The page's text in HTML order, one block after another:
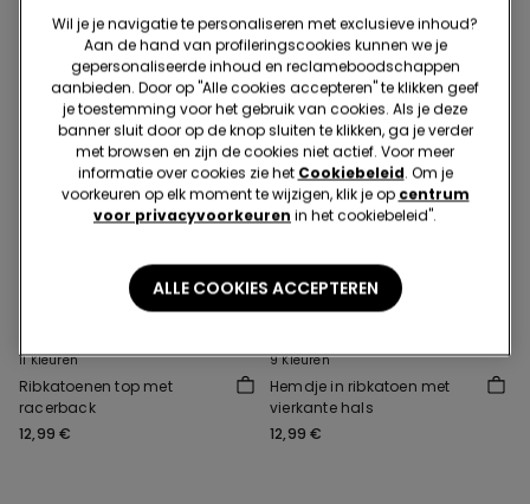
11 Kleuren
Ribkatoenen top met
racerback
12,99 €
9 Kleuren
Hemdje in ribkatoen met
vierkante hals
12,99 €
Wil je je navigatie te personaliseren met exclusieve inhoud?
Aan de hand van profileringscookies kunnen we je
gepersonaliseerde inhoud en reclameboodschappen
aanbieden. Door op "Alle cookies accepteren" te klikken geef
je toestemming voor het gebruik van cookies. Als je deze
banner sluit door op de knop sluiten te klikken, ga je verder
met browsen en zijn de cookies niet actief. Voor meer
informatie over cookies zie het Cookiebeleid. Om je
voorkeuren op elk moment te wijzigen, klik je op centrum
voor privacyvoorkeuren in het cookiebeleid".
ALLE COOKIES ACCEPTEREN